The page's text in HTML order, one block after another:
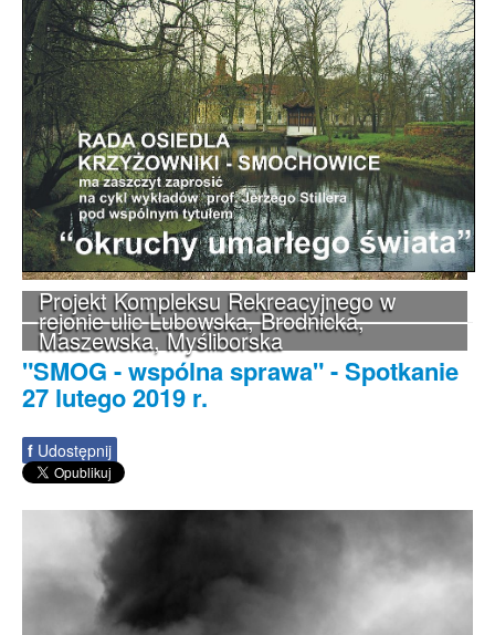
Projekt Kompleksu Rekreacyjnego w
rejonie ulic Lubowska, Brodnicka,
Maszewska, Myśliborska
"SMOG - wspólna sprawa" - Spotkanie
27 lutego 2019 r.
f Udostępnij